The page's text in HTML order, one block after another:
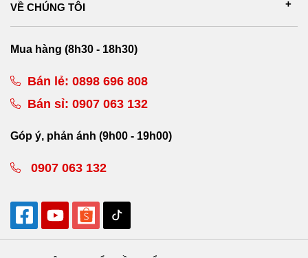
VỀ CHÚNG TÔI
Mua hàng (8h30 - 18h30)
Bán lẻ: 0898 696 808
Bán sỉ: 0907 063 132
Góp ý, phản ánh (9h00 - 19h00)
0907 063 132